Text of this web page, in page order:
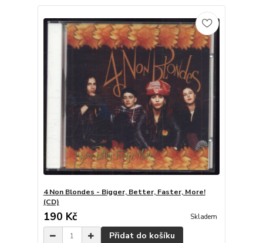
4 Non Blondes - Bigger, Better, Faster, More!
(CD)
190 Kč Skladem
Přidat do košíku